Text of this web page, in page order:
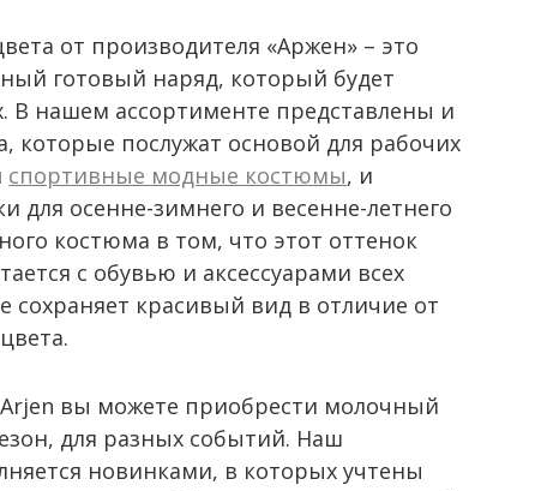
от производителя «Аржен» – это
готовый наряд, который будет
В нашем ассортименте представлены и
которые послужат основой для рабочих
спортивные модные костюмы, и
для осенне-зимнего и весенне-летнего
костюма в том, что этот оттенок
с обувью и аксессуарами всех
сохраняет красивый вид в отличие от
вы можете приобрести молочный
для разных событий. Наш
новинками, в которых учтены